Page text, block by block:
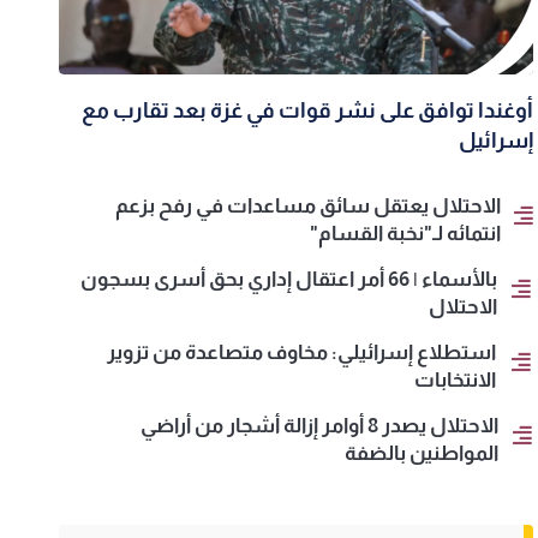
أوغندا توافق على نشر قوات في غزة بعد تقارب مع
إسرائيل
الاحتلال يعتقل سائق مساعدات في رفح بزعم
انتمائه لـ"نخبة القسام"
بالأسماء | 66 أمر اعتقال إداري بحق أسرى بسجون
الاحتلال
استطلاع إسرائيلي: مخاوف متصاعدة من تزوير
الانتخابات
الاحتلال يصدر 8 أوامر إزالة أشجار من أراضي
المواطنين بالضفة